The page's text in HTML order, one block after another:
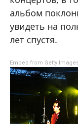
альбом
увидеть на
лет спустя.
Embed from Getty Images